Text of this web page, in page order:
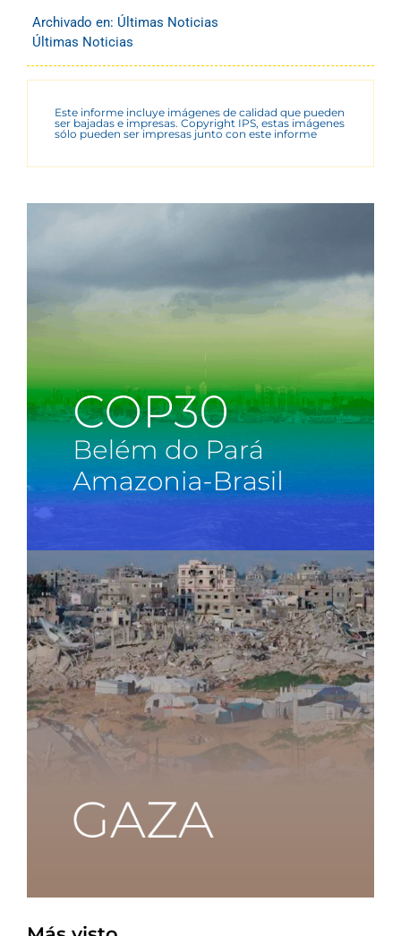
Archivado en: Últimas Noticias
Últimas Noticias
Este informe incluye imágenes de calidad que pueden
ser bajadas e impresas. Copyright IPS, estas imágenes
sólo pueden ser impresas junto con este informe